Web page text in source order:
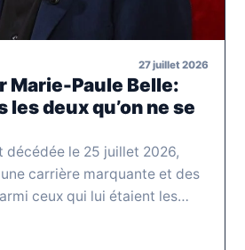
27 juillet 2026
Marie-Paule Belle:
les deux qu’on ne se
décédée le 25 juillet 2026,
carrière marquante et des
ceux qui lui étaient les…